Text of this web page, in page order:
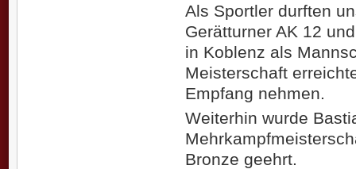
Als Sportler durften
Gerätturner AK 12
in Koblenz als
Meisterschaft
Empfang nehmen.
Weiterhin wurde
Bronze geehrt.